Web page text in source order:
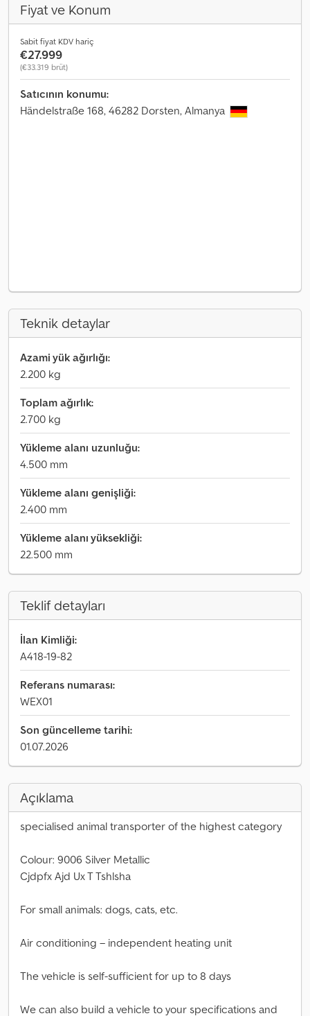
Fiyat ve Konum
Sabit fiyat KDV hariç
€27.999
(€33.319 brüt)
Satıcının konumu:
Händelstraße 168, 46282 Dorsten, Almanya
Teknik detaylar
Azami yük ağırlığı:
2.200 kg
Toplam ağırlık:
2.700 kg
Yükleme alanı uzunluğu:
4.500 mm
Yükleme alanı genişliği:
2.400 mm
Yükleme alanı yüksekliği:
22.500 mm
Teklif detayları
İlan Kimliği:
A418-19-82
Referans numarası:
WEX01
Son güncelleme tarihi:
01.07.2026
Açıklama
specialised animal transporter of the highest category
Colour: 9006 Silver Metallic
Cjdpfx Ajd Ux T Tshlsha
For small animals: dogs, cats, etc.
Air conditioning – independent heating unit
The vehicle is self-sufficient for up to 8 days
We can also build a vehicle to your specifications and